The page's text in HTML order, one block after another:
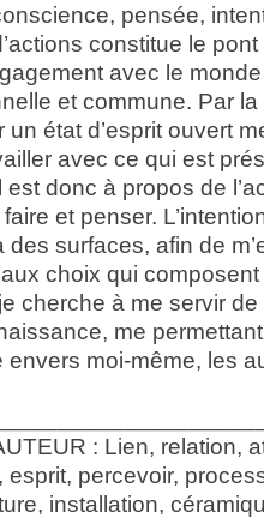
pensée,
constitue le
avec le monde
et commune. Par
état d’esprit ouvert
avec ce qui est
donc à propos de
et penser.
surfaces, afin de
choix qui
cherche à me servir
me
envers moi-même, les
: Lien, relation,
percevoir,
installation,